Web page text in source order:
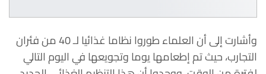
وأشارت إلى أن العلماء طوروا نظاما غذائيا لـ 40 من فئران
التجارب، حيث تم إطعامها يوما وتجويعها في اليوم التالي